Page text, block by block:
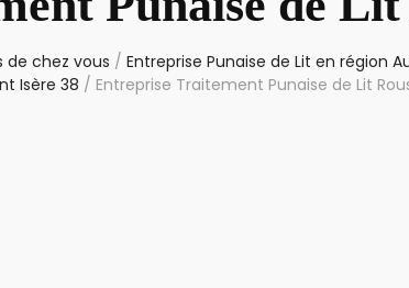
de chez vous / Entreprise Punaise de Lit en région
Isère 38 / Entreprise Traitement Punaise de Lit